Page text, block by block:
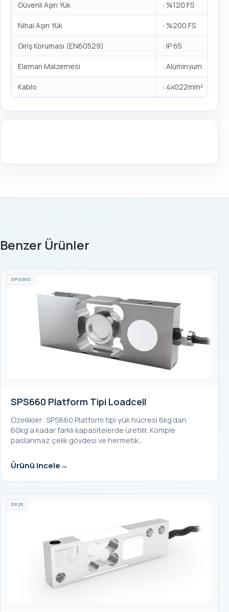
Güvenli Aşırı Yük : %120 FS
Nihai Aşırı Yük : %200 FS
Giriş Koruması (EN60529) : IP 65
Eleman Malzemesi : Alüminyum
Kablo : 4x022mm²
Benzer Ürünler
SPS660
SPS660 Platform Tipi Loadcell
Özellikler: SPS660 Platform tipi yük hücresi 6kg’dan
60kg’a kadar farklı kapasitelerde üretilir. Komple
paslanmaz çelik gövdesi ve hermetik…
Ürünü incele
SP25